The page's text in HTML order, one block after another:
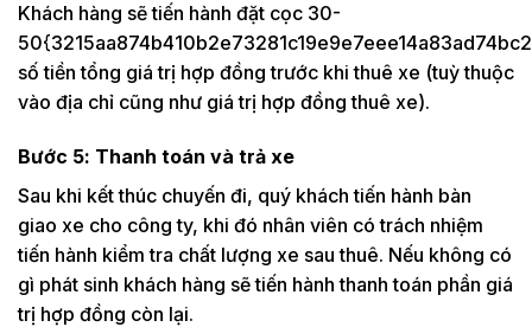
Khách hàng sẽ tiến hành đặt cọc 30-
số tiền tổng giá trị hợp đồng trước khi thuê xe (tuỳ thuộc
vào địa chỉ cũng như giá trị hợp đồng thuê xe).
Bước 5: Thanh toán và trả xe
Sau khi kết thúc chuyến đi, quý khách tiến hành bàn
giao xe cho công ty, khi đó nhân viên có trách nhiệm
tiến hành kiểm tra chất lượng xe sau thuê. Nếu không có
gì phát sinh khách hàng sẽ tiến hành thanh toán phần giá
trị hợp đồng còn lại.